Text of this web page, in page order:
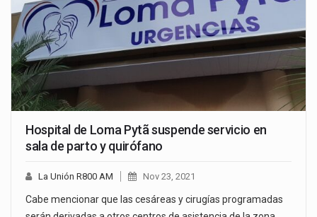
Hospital de Loma Pytã suspende servicio en
sala de parto y quirófano
La Unión R800 AM Nov 23, 2021
Cabe mencionar que las cesáreas y cirugías programadas